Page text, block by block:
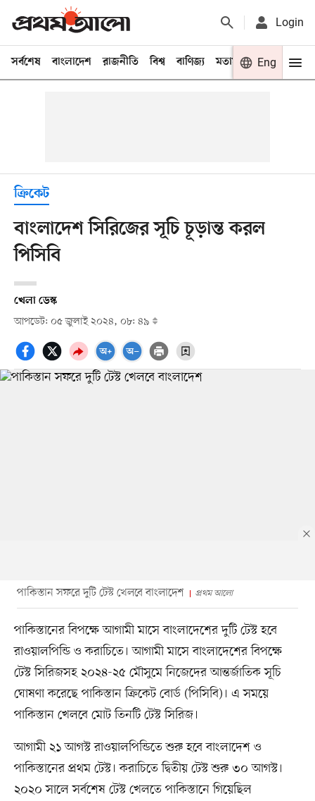
Login
সর্বশেষ বাংলাদেশ রাজনীতি বিশ্ব বাণিজ্য মতামত খেলা
Eng
ক্রিকেট
বাংলাদেশ সিরিজের সূচি চূড়ান্ত করল
পিসিবি
খেলা ডেস্ক
আপডেট: ০৫ জুলাই ২০২৪, ০৮: ৪৯
পাকিস্তান সফরে দুটি টেস্ট খেলবে বাংলাদেশ প্রথম আলো
পাকিস্তানের বিপক্ষে আগামী মাসে বাংলাদেশের দুটি টেস্ট হবে
রাওয়ালপিন্ডি ও করাচিতে। আগামী মাসে বাংলাদেশের বিপক্ষে
টেস্ট সিরিজসহ ২০২৪-২৫ মৌসুমে নিজেদের আন্তর্জাতিক সূচি
ঘোষণা করেছে পাকিস্তান ক্রিকেট বোর্ড (পিসিবি)। এ সময়ে
পাকিস্তান খেলবে মোট তিনটি টেস্ট সিরিজ।
আগামী ২১ আগস্ট রাওয়ালপিন্ডিতে শুরু হবে বাংলাদেশ ও
পাকিস্তানের প্রথম টেস্ট। করাচিতে দ্বিতীয় টেস্ট শুরু ৩০ আগস্ট।
২০২০ সালে সর্বশেষ টেস্ট খেলতে পাকিস্তানে গিয়েছিল